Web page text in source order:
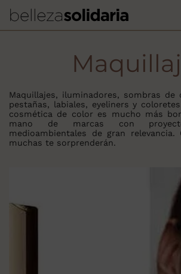
Maquillajes, iluminadores, sombras de
pestañas, labiales, eyeliners y
cosmética de color es mucho más
mano de marcas con
medioambientales de gran relevancia.
muchas te sorprenderán.